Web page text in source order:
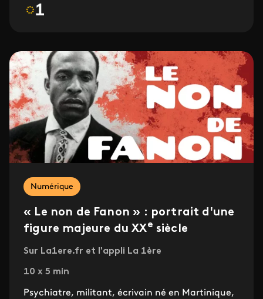
Numérique
« Le non de Fanon » : portrait d'une
figure majeure du XXe siècle
Sur La1ere.fr et l'appli La 1ère
10 x 5 min
Psychiatre, militant, écrivain né en Martinique,